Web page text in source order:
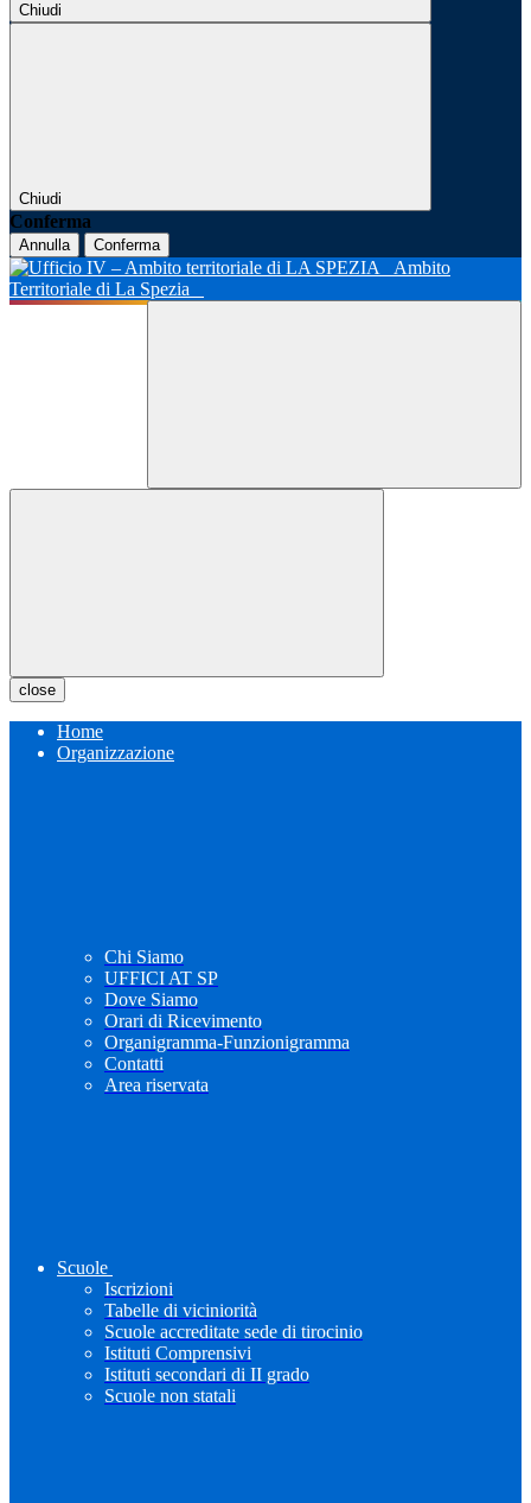
Chiudi
Chiudi
Conferma
Annulla Conferma
Ambito
Territoriale di La Spezia
close
Home
Organizzazione
Chi Siamo
UFFICI AT SP
Dove Siamo
Orari di Ricevimento
Organigramma-Funzionigramma
Contatti
Area riservata
Scuole
Iscrizioni
Tabelle di viciniorità
Scuole accreditate sede di tirocinio
Istituti Comprensivi
Istituti secondari di II grado
Scuole non statali